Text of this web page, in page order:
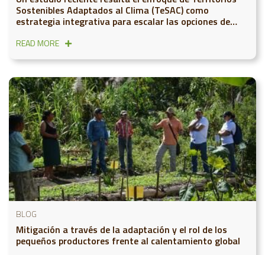
Sostenibles Adaptados al Clima (TeSAC) como
estrategia integrativa para escalar las opciones de
READ MORE
BLOG
Mitigación a través de la adaptación y el rol de los
pequeños productores frente al calentamiento global